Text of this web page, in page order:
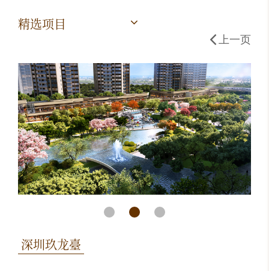
精选项目
上一页
深圳玖龙臺